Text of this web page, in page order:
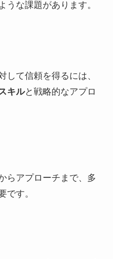
うな課題があります。
して信頼を得るには、
キルと戦略的なアプロ
らアプローチまで、多
です。